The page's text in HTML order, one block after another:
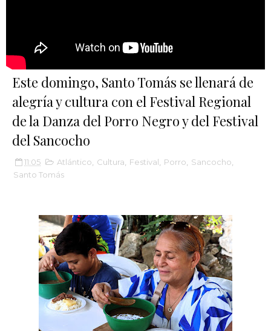
Este domingo, Santo Tomás se llenará de
alegría y cultura con el Festival Regional
de la Danza del Porro Negro y del Festival
del Sancocho
11:05 Atlántico Cultura Festival Porro Sancocho
Santo Tomás